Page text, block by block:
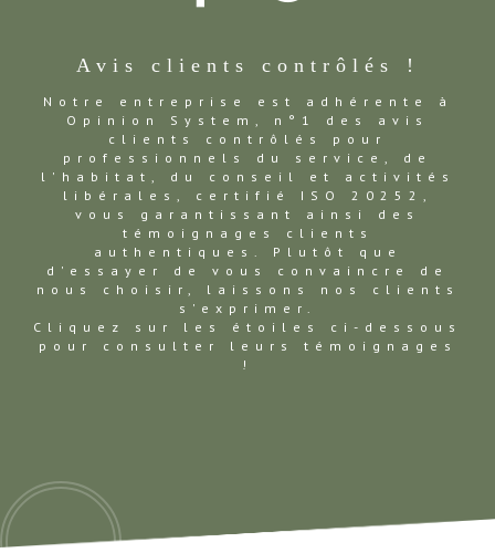
Avis clients contrôlés !
Notre entreprise est adhérente à
Opinion System, n°1 des avis
clients contrôlés pour
professionnels du service, de
l'habitat, du conseil et activités
libérales, certifié ISO 20252,
vous garantissant ainsi des
témoignages clients
authentiques. Plutôt que
d'essayer de vous convaincre de
nous choisir, laissons nos clients
s'exprimer.
Cliquez sur les étoiles ci-dessous
pour consulter leurs témoignages
!